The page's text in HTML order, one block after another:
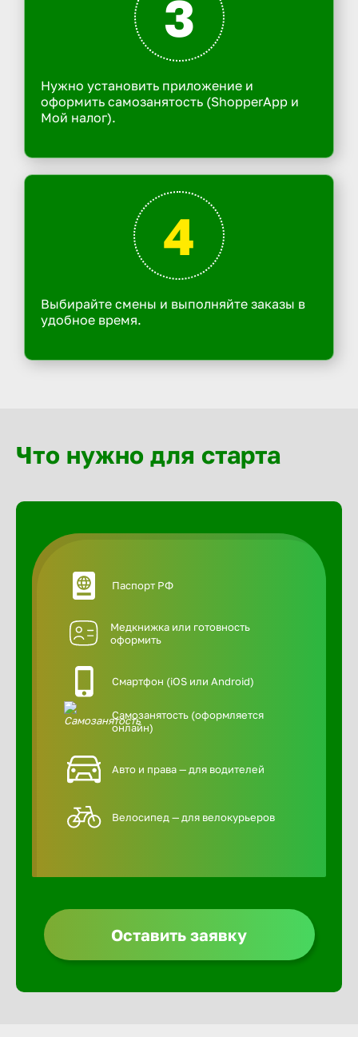
3
Нужно установить приложение и
оформить самозанятость (ShopperApp и
Мой налог).
4
Выбирайте смены и выполняйте заказы в
удобное время.
Что нужно для старта
Паспорт РФ
Медкнижка или готовность
оформить
Смартфон (iOS или Android)
Самозанятость (оформляется
онлайн)
Авто и права — для водителей
Велосипед — для велокурьеров
Оставить заявку